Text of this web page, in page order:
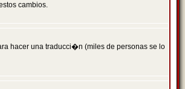
cambios.
hacer una traducci�n (miles de personas se lo